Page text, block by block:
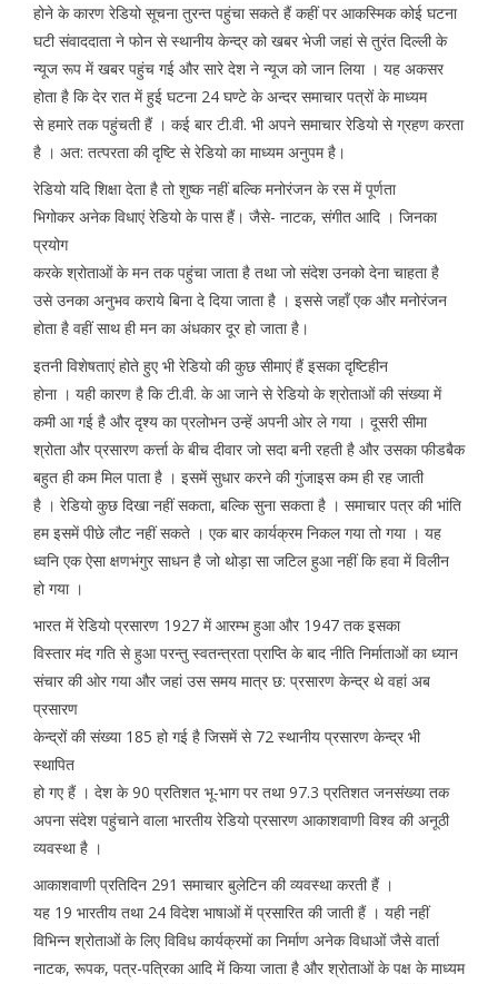
होने के कारण रेडियो सूचना तुरन्त पहुंचा सकते हैं कहीं पर आकस्मिक कोई घटना
घटी संवाददाता ने फोन से स्थानीय केन्द्र को खबर भेजी जहां से तुरंत दिल्ली के
न्यूज रूप में खबर पहुंच गई और सारे देश ने न्यूज को जान लिया । यह अकसर
होता है कि देर रात में हुई घटना 24 घण्टे के अन्दर समाचार पत्रों के माध्यम
से हमारे तक पहुंचती हैं । कई बार टी.वी. भी अपने समाचार रेडियो से ग्रहण करता
है । अत: तत्परता की दृष्टि से रेडियो का माध्यम अनुपम है।
रेडियो यदि शिक्षा देता है तो शुष्क नहीं बल्कि मनोरंजन के रस में पूर्णता
भिगोकर अनेक विधाएं रेडियो के पास हैं। जैसे- नाटक, संगीत आदि । जिनका
प्रयोग
करके श्रोताओं के मन तक पहुंचा जाता है तथा जो संदेश उनको देना चाहता है
उसे उनका अनुभव कराये बिना दे दिया जाता है । इससे जहॉं एक और मनोरंजन
होता है वहीं साथ ही मन का अंधकार दूर हो जाता है।
इतनी विशेषताएं होते हुए भी रेडियो की कुछ सीमाएं हैं इसका दृष्टिहीन
होना । यही कारण है कि टी.वी. के आ जाने से रेडियो के श्रोताओं की संख्या में
कमी आ गई है और दृश्य का प्रलोभन उन्हें अपनी ओर ले गया । दूसरी सीमा
श्रोता और प्रसारण कर्त्ता के बीच दीवार जो सदा बनी रहती है और उसका फीडबैक
बहुत ही कम मिल पाता है । इसमें सुधार करने की गुंजाइस कम ही रह जाती
है । रेडियो कुछ दिखा नहीं सकता, बल्कि सुना सकता है । समाचार पत्र की भांति
हम इसमें पीछे लौट नहीं सकते । एक बार कार्यक्रम निकल गया तो गया । यह
ध्वनि एक ऐसा क्षणभंगुर साधन है जो थोड़ा सा जटिल हुआ नहीं कि हवा में विलीन
हो गया ।
भारत में रेडियो प्रसारण 1927 में आरम्भ हुआ और 1947 तक इसका
विस्तार मंद गति से हुआ परन्तु स्वतन्त्रता प्राप्ति के बाद नीति निर्माताओं का ध्यान
संचार की ओर गया और जहां उस समय मात्र छ: प्रसारण केन्द्र थे वहां अब
प्रसारण
केन्द्रों की संख्या 185 हो गई है जिसमें से 72 स्थानीय प्रसारण केन्द्र भी
स्थापित
हो गए हैं । देश के 90 प्रतिशत भू-भाग पर तथा 97.3 प्रतिशत जनसंख्या तक
अपना संदेश पहुंचाने वाला भारतीय रेडियो प्रसारण आकाशवाणी विश्व की अनूठी
व्यवस्था है ।
आकाशवाणी प्रतिदिन 291 समाचार बुलेटिन की व्यवस्था करती हैं ।
यह 19 भारतीय तथा 24 विदेश भाषाओं में प्रसारित की जाती हैं । यही नहीं
विभिन्न श्रोताओं के लिए विविध कार्यक्रमों का निर्माण अनेक विधाओं जैसे वार्ता
नाटक, रूपक, पत्र-पत्रिका आदि में किया जाता है और श्रोताओं के पक्ष के माध्यम